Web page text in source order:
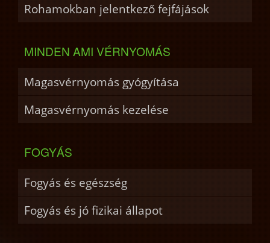
Rohamokban jelentkező fejfájások
MINDEN AMI VÉRNYOMÁS
Magasvérnyomás gyógyítása
Magasvérnyomás kezelése
FOGYÁS
Fogyás és egészség
Fogyás és jó fizikai állapot